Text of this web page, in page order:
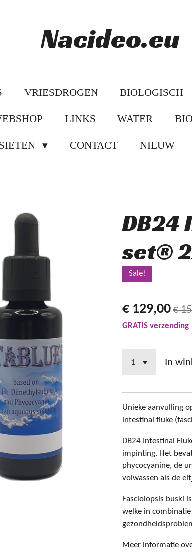
Nacideo.eu
VRIESDROGEN BIOLOGISCH
LINKS WATER
CONTACT NIEUW
DB24
set®
Sale!
€ 129,00€
GRATIS verzending
In
Unieke aanvulling
intestinal fluke
DB24 Intestinal
impinting. Het
phycocyanine, de
volwassen als de
Fasciolopsis buski
welke in
Meer informatie